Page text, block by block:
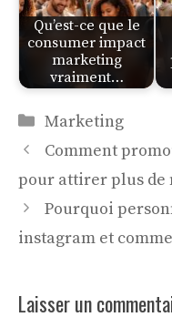
Qu’est-ce que le
consumer impact
marketing
vraiment…
Catégories
Marketing
Comment
pour attirer plus de
Pourquoi
instagram et
Laisser un